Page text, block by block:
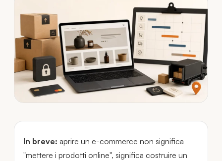
In breve: aprire un e-commerce non significa
"mettere i prodotti online", significa costruire un